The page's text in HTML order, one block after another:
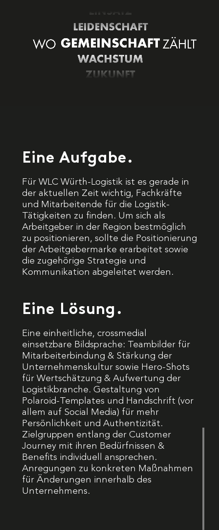
Eine Aufgabe.
Für WLC Würth-Logistik ist es gerade in
der aktuellen Zeit wichtig, Fachkräfte
und Mitarbeitende für die Logistik-
Tätigkeiten zu finden. Um sich als
Arbeitgeber in der Region bestmöglich
zu positionieren, sollte die Positionierung
der Arbeitgebermarke erarbeitet sowie
die zugehörige Strategie und
Kommunikation abgeleitet werden.
Eine Lösung.
Eine einheitliche, crossmedial
einsetzbare Bildsprache: Teambilder für
Mitarbeiterbindung & Stärkung der
Unternehmenskultur sowie Hero-Shots
für Wertschätzung & Aufwertung der
Logistikbranche. Gestaltung von
Polaroid-Templates und Handschrift (vor
allem auf Social Media) für mehr
Persönlichkeit und Authentizität.
Zielgruppen entlang der Customer
Journey mit ihren Bedürfnissen &
Benefits individuell ansprechen.
Anregungen zu konkreten Maßnahmen
für Änderungen innerhalb des
Unternehmens.